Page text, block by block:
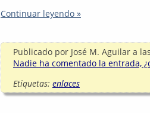
Continuar leyendo »
Publicado por José M. Aguilar a
Nadie ha comentado la entrada,
Etiquetas: enlaces